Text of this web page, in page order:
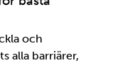
och
alla barriärer,